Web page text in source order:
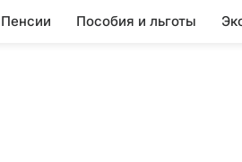
Пенсии Пособия и льготы